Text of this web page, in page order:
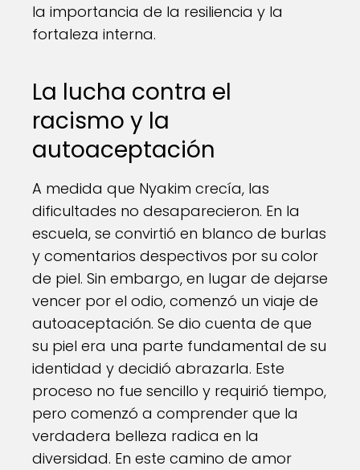
la importancia de la resiliencia y la
fortaleza interna.
La lucha contra el
racismo y la
autoaceptación
A medida que Nyakim crecía, las
dificultades no desaparecieron. En la
escuela, se convirtió en blanco de burlas
y comentarios despectivos por su color
de piel. Sin embargo, en lugar de dejarse
vencer por el odio, comenzó un viaje de
autoaceptación. Se dio cuenta de que
su piel era una parte fundamental de su
identidad y decidió abrazarla. Este
proceso no fue sencillo y requirió tiempo,
pero comenzó a comprender que la
verdadera belleza radica en la
diversidad. En este camino de amor